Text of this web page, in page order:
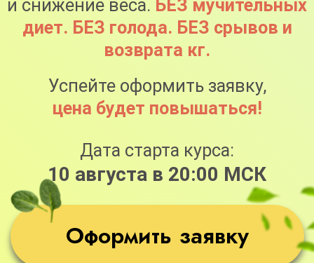
4 из 100
Осталось свободных мест
Успейте оформить заявку,
цена будет повышаться!
Оформить заявку
Дата старта курса: